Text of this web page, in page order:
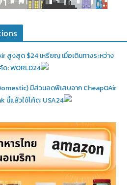
สูงสุด $24 เหรียญ เมื่อเดินทางระหว่าง
: WORLD24
มีส่วนลดพิเสษจาก CheapOAir
นี้แล้วใช้โค้ด: USA24